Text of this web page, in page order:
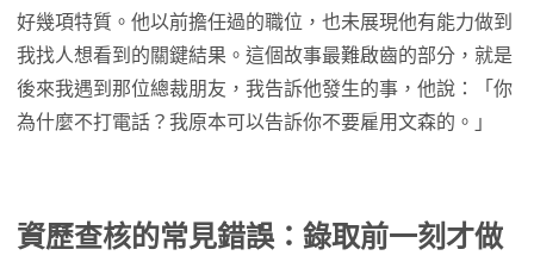
好幾項特質。他以前擔任過的職位，也未展現他有能力做到
我找人想看到的關鍵結果。這個故事最難啟齒的部分，就是
後來我遇到那位總裁朋友，我告訴他發生的事，他說：「你
為什麼不打電話？我原本可以告訴你不要雇用文森的。」
資歷查核的常見錯誤：錄取前一刻才做